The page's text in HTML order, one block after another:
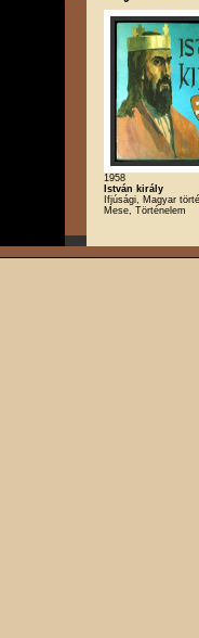
1958
István király
Ifjúsági, Magyar
Mese, Történelem